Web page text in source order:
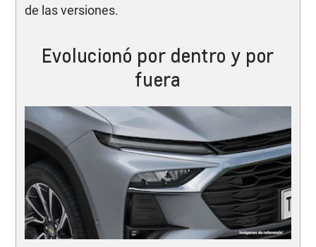
de las versiones.
Evolucionó por dentro y por
fuera